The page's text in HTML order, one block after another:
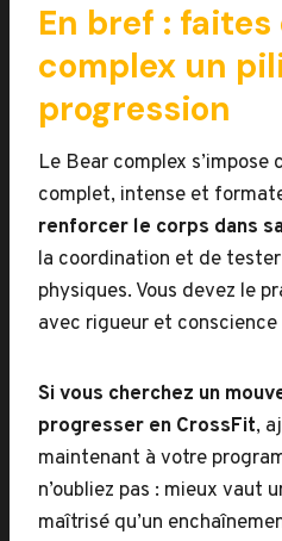
En bref : faites
complex un
progression
Le Bear complex s’impose
complet, intense et
renforcer le corps dans
la coordination et de
physiques. Vous devez le
avec rigueur et
Si vous cherchez un
progresser en CrossFit,
maintenant à votre
n’oubliez pas : mieux vaut
maîtrisé qu’un